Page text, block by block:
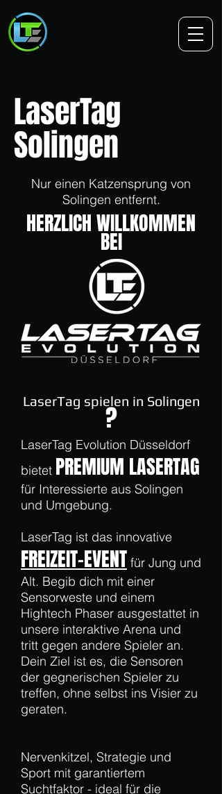
LaserTag
Solingen
Nur einen Katzensprung von
Solingen entfernt.
HERZLICH WILLKOMMEN
BEI
LaserTag spielen in Solingen
?
LaserTag Evolution Düsseldorf
bietet PREMIUM LASERTAG
für Interessierte aus Solingen
und Umgebung.
LaserTag ist das innovative
FREIZEIT-EVENT für Jung und
Alt. Begib dich mit einer
Sensorweste und einem
Hightech Phaser ausgestattet in
unsere interaktive Arena und
tritt gegen andere Spieler an.
Dein Ziel ist es, die Sensoren
der gegnerischen Spieler zu
treffen, ohne selbst ins Visier zu
geraten.
Nervenkitzel, Strategie und
Sport mit garantiertem
Suchtfaktor - ideal für die